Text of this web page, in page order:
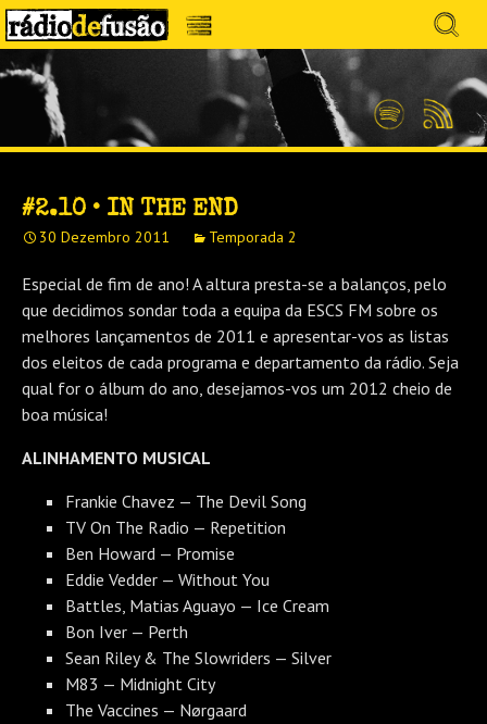
Avançar
para
conteúdo
Menu
Search
for:
RÁDIO DEFUSÃO
MÚSICA SEM PRECONCEITOS. CONVERSA
SEM PRETENSÕES.
Spotify Feed
RSS
#2.10 • IN THE END
30 Dezembro 2011 Temporada 2
Especial de fim de ano! A altura presta-se a balanços, pelo
que decidimos sondar toda a equipa da ESCS FM sobre os
melhores lançamentos de 2011 e apresentar-vos as listas
dos eleitos de cada programa e departamento da rádio. Seja
qual for o álbum do ano, desejamos-vos um 2012 cheio de
boa música!
ALINHAMENTO MUSICAL
Frankie Chavez — The Devil Song
TV On The Radio — Repetition
Ben Howard — Promise
Eddie Vedder — Without You
Battles, Matias Aguayo — Ice Cream
Bon Iver — Perth
Sean Riley & The Slowriders — Silver
M83 — Midnight City
The Vaccines — Nørgaard